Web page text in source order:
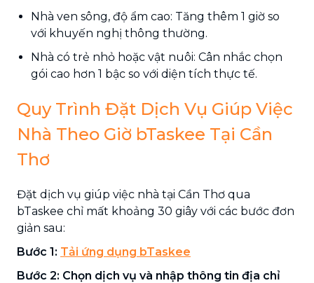
Nhà ven sông, độ ẩm cao: Tăng thêm 1 giờ so
với khuyến nghị thông thường.
Nhà có trẻ nhỏ hoặc vật nuôi: Cân nhắc chọn
gói cao hơn 1 bậc so với diện tích thực tế.
Quy Trình Đặt Dịch Vụ Giúp Việc
Nhà Theo Giờ bTaskee Tại Cần
Thơ
Đặt dịch vụ giúp việc nhà tại Cần Thơ qua
bTaskee chỉ mất khoảng 30 giây với các bước đơn
giản sau:
Bước 1: Tải ứng dụng bTaskee
Bước 2: Chọn dịch vụ và nhập thông tin địa chỉ